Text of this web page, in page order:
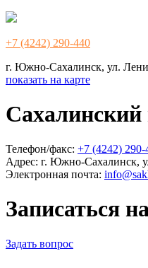
+7 (4242) 290-440
г. Южно-Сахалинск, ул.
показать на карте
Сахалинский
Телефон/факс: +7 (4242) 290-
Адрес: г. Южно-Сахалинск,
Электронная почта:
Записаться
Задать вопрос